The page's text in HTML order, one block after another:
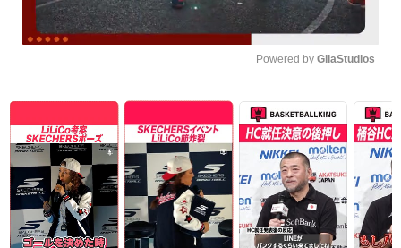
Powered by GliaStudios